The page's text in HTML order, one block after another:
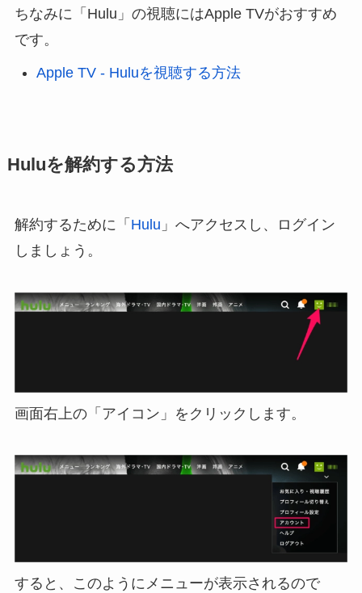
ちなみに「Hulu」の視聴にはApple TVがおすすめ
です。
Apple TV - Huluを視聴する方法
Huluを解約する方法
解約するために「 Hulu 」へアクセスし、ログイン
しましょう。
画面右上の「アイコン」をクリックします。
すると、このようにメニューが表示されるので